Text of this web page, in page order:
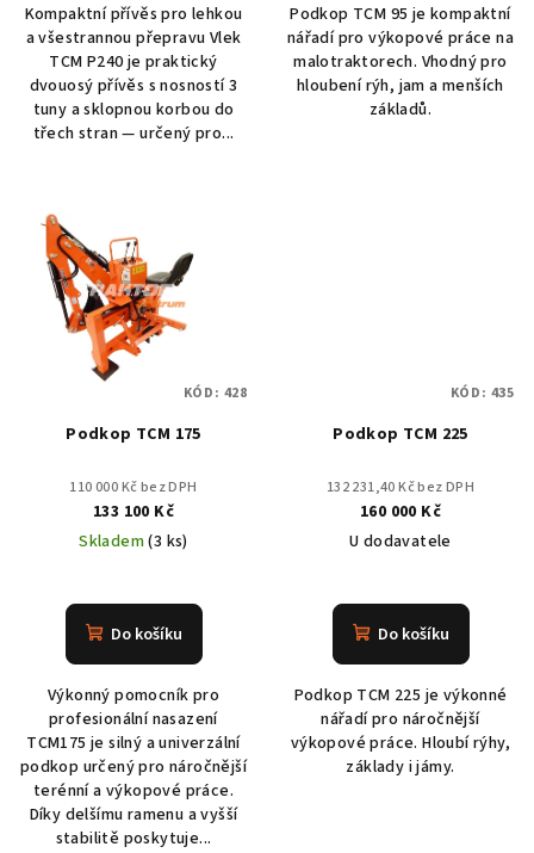
Kompaktní přívěs pro lehkou
a všestrannou přepravu Vlek
TCM P240 je praktický
dvouosý přívěs s nosností 3
tuny a sklopnou korbou do
třech stran — určený pro...
Podkop TCM 95 je kompaktní
nářadí pro výkopové práce na
malotraktorech. Vhodný pro
hloubení rýh, jam a menších
základů.
Podkop TCM 175
110 000 Kč bez DPH
133 100 Kč
Skladem(3 ks)
hodnocení
produktu
z
5
hvězdiček.
Do košíku
Výkonný pomocník pro
profesionální nasazení
TCM175 je silný a univerzální
podkop určený pro náročnější
terénní a výkopové práce.
Díky delšímu ramenu a vyšší
stabilitě poskytuje...
KÓD: 428
Podkop TCM 225
132 231,40 Kč bez DPH
160 000 Kč
U dodavatele
Do košíku
Podkop TCM 225 je výkonné
nářadí pro náročnější
výkopové práce. Hloubí rýhy,
základy i jámy.
KÓD: 435